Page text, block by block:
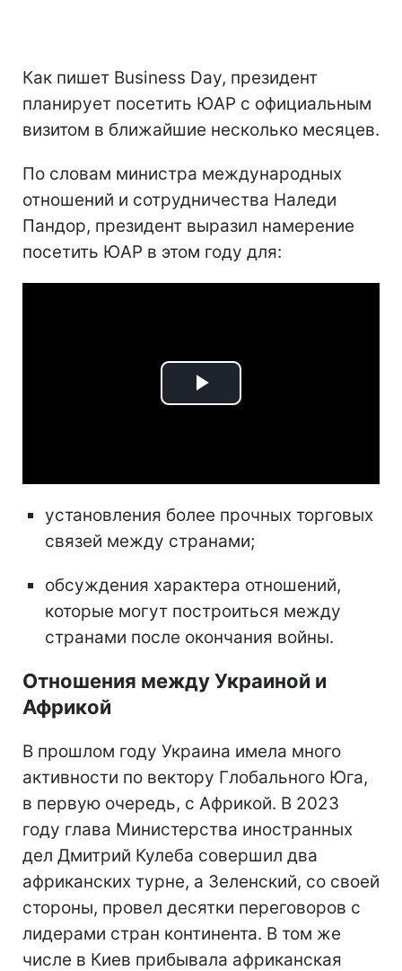
Как пишет Business Day, президент
планирует посетить ЮАР с официальным
визитом в ближайшие несколько месяцев.
По словам министра международных
отношений и сотрудничества Наледи
Пандор, президент выразил намерение
посетить ЮАР в этом году для:
Play
установления более прочных торговых
связей между странами;
обсуждения характера отношений,
которые могут построиться между
странами после окончания войны.
Отношения между Украиной и
Африкой
В прошлом году Украина имела много
активности по вектору Глобального Юга,
в первую очередь, с Африкой. В 2023
году глава Министерства иностранных
дел Дмитрий Кулеба совершил два
африканских турне, а Зеленский, со своей
стороны, провел десятки переговоров с
лидерами стран континента. В том же
числе в Киев прибывала африканская